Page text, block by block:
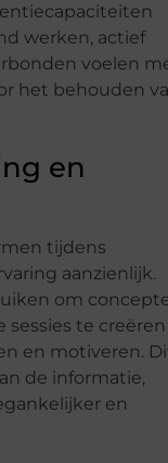
werken, actief
voelen
het behouden
en
tijdens
aanzienlijk.
om
te creëren
en motiveren.
de informatie,
en